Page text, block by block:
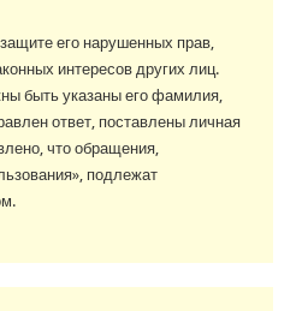
его нарушенных прав,
интересов других лиц.
быть указаны его фамилия,
ответ, поставлены личная
что обращения,
подлежат